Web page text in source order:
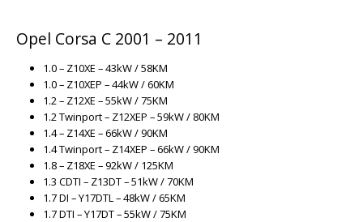
Opel Corsa C 2001 – 2011
1.0 – Z10XE – 43kW / 58KM
1.0 – Z10XEP – 44kW / 60KM
1.2 – Z12XE – 55kW / 75KM
1.2 Twinport – Z12XEP – 59kW / 80KM
1.4 – Z14XE – 66kW / 90KM
1.4 Twinport – Z14XEP – 66kW / 90KM
1.8 – Z18XE – 92kW / 125KM
1.3 CDTI – Z13DT – 51kW / 70KM
1.7 DI – Y17DTL – 48kW / 65KM
1.7 DTI – Y17DT – 55kW / 75KM